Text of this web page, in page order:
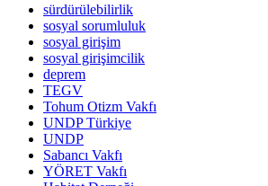
sürdürülebilirlik
sosyal sorumluluk
sosyal girişim
sosyal girişimcilik
deprem
TEGV
Tohum Otizm Vakfı
UNDP Türkiye
UNDP
Sabancı Vakfı
YÖRET Vakfı